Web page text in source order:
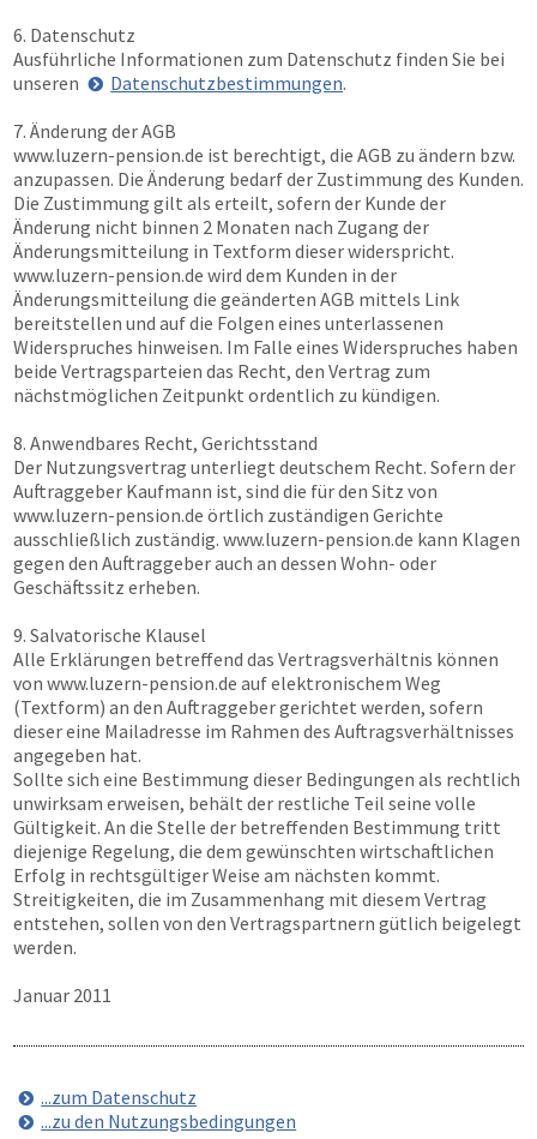
6. Datenschutz
Ausführliche Informationen zum Datenschutz finden Sie bei
unseren
Datenschutzbestimmungen.
7. Änderung der AGB
www.luzern-pension.de ist berechtigt, die AGB zu ändern bzw.
anzupassen. Die Änderung bedarf der Zustimmung des Kunden.
Die Zustimmung gilt als erteilt, sofern der Kunde der
Änderung nicht binnen 2 Monaten nach Zugang der
Änderungsmitteilung in Textform dieser widerspricht.
www.luzern-pension.de wird dem Kunden in der
Änderungsmitteilung die geänderten AGB mittels Link
bereitstellen und auf die Folgen eines unterlassenen
Widerspruches hinweisen. Im Falle eines Widerspruches haben
beide Vertragsparteien das Recht, den Vertrag zum
nächstmöglichen Zeitpunkt ordentlich zu kündigen.
8. Anwendbares Recht, Gerichtsstand
Der Nutzungsvertrag unterliegt deutschem Recht. Sofern der
Auftraggeber Kaufmann ist, sind die für den Sitz von
www.luzern-pension.de örtlich zuständigen Gerichte
ausschließlich zuständig. www.luzern-pension.de kann Klagen
gegen den Auftraggeber auch an dessen Wohn- oder
Geschäftssitz erheben.
9. Salvatorische Klausel
Alle Erklärungen betreffend das Vertragsverhältnis können
von www.luzern-pension.de auf elektronischem Weg
(Textform) an den Auftraggeber gerichtet werden, sofern
dieser eine Mailadresse im Rahmen des Auftragsverhältnisses
angegeben hat.
Sollte sich eine Bestimmung dieser Bedingungen als rechtlich
unwirksam erweisen, behält der restliche Teil seine volle
Gültigkeit. An die Stelle der betreffenden Bestimmung tritt
diejenige Regelung, die dem gewünschten wirtschaftlichen
Erfolg in rechtsgültiger Weise am nächsten kommt.
Streitigkeiten, die im Zusammenhang mit diesem Vertrag
entstehen, sollen von den Vertragspartnern gütlich beigelegt
werden.
Januar 2011
...zum Datenschutz
...zu den Nutzungsbedingungen